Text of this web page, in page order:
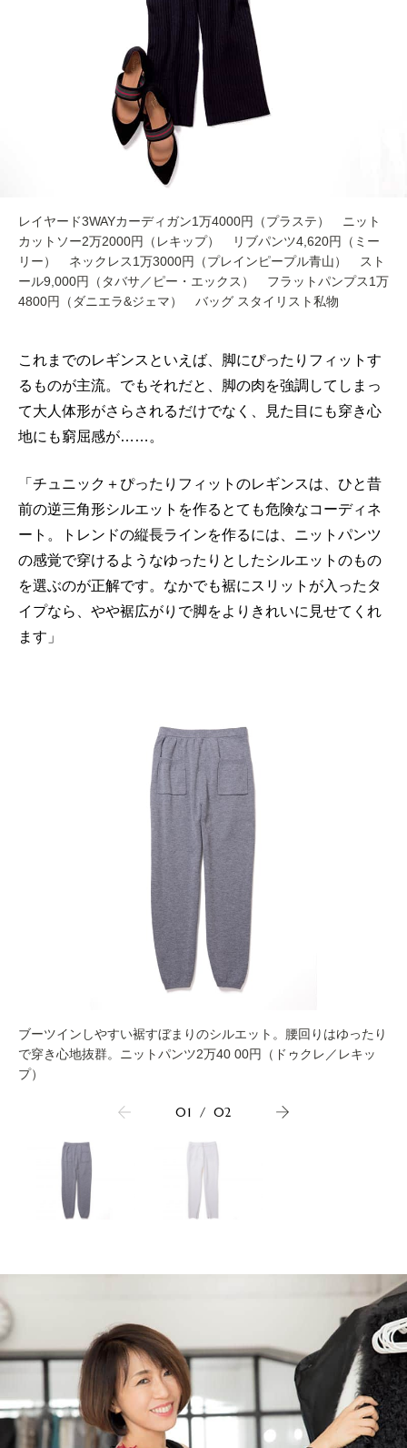
レイヤード3WAYカーディガン1万4000円（プラステ） ニット
カットソー2万2000円（レキップ） リブパンツ4,620円（ミー
リー） ネックレス1万3000円（プレインピープル青山） スト
ール9,000円（タバサ／ピー・エックス） フラットパンプス1万
4800円（ダニエラ&ジェマ） バッグ スタイリスト私物
これまでのレギンスといえば、脚にぴったりフィットす
るものが主流。でもそれだと、脚の肉を強調してしまっ
て大人体形がさらされるだけでなく、見た目にも穿き心
地にも窮屈感が……。
「チュニック＋ぴったりフィットのレギンスは、ひと昔
前の逆三角形シルエットを作るとても危険なコーディネ
ート。トレンドの縦長ラインを作るには、ニットパンツ
の感覚で穿けるようなゆったりとしたシルエットのもの
を選ぶのが正解です。なかでも裾にスリットが入ったタ
イプなら、やや裾広がりで脚をよりきれいに見せてくれ
ます」
ブーツインしやすい裾すぼまりのシルエット。腰回りはゆったり
で穿き心地抜群。ニットパンツ2万40 00円（ドゥクレ／レキッ
プ）
01 / 02